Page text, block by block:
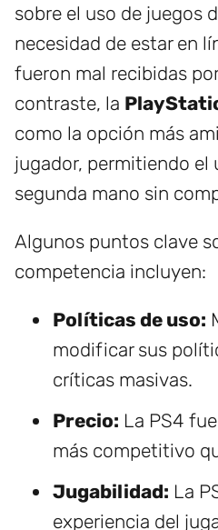
sobre el uso de juegos
necesidad de estar en
fueron mal recibidas
contraste, la
como la opción más
jugador, permitiendo el
segunda mano sin
Algunos puntos clave
competencia incluyen:
Políticas de uso:
modificar sus
críticas masivas.
Precio: La PS4
más competitivo
Jugabilidad: La
experiencia del